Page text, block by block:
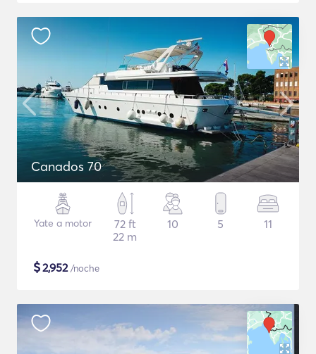
Canados 70
Yate a motor
72 ft
22 m
10 5 11
$2,952/noche